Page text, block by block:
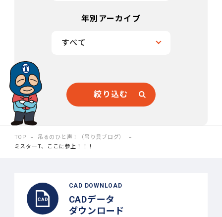
年別アーカイブ
すべて
絞り込む
TOP
吊るのひと声！（吊り具ブログ）
ミスターT、ここに参上！！！
CAD DOWNLOAD
CADデータ
ダウンロード